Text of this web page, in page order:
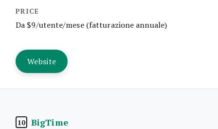
Da $9/utente/mese (fatturazione annuale)
Website
10 BigTime